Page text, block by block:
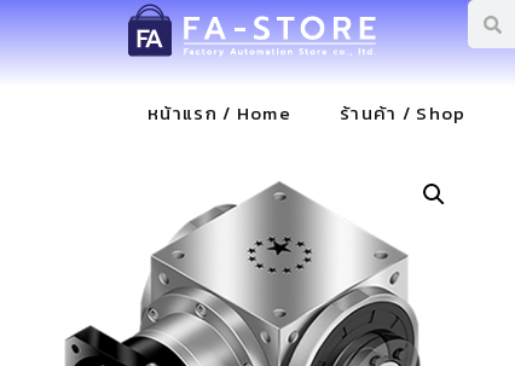
หน้าแรก / Home ร้านค้า / Shop